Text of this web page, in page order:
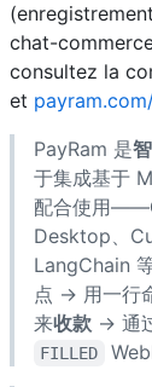
chat-
consultez la
et
PayRam 是
于集成基于
配合使用——
Desktop、
LangChain
点 → 用一行
来收款 → 通
FILLED